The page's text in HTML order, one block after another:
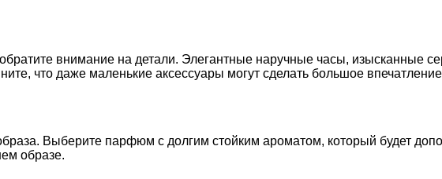
внимание на детали. Элегантные наручные часы, изысканные
что даже маленькие аксессуары могут сделать большое
Выберите парфюм с долгим стойким ароматом, который будет
образе.